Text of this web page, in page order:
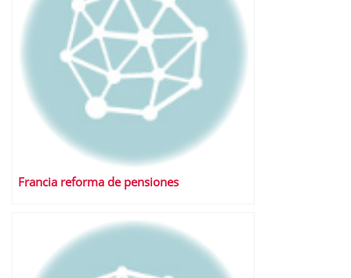
Francia reforma de pensiones